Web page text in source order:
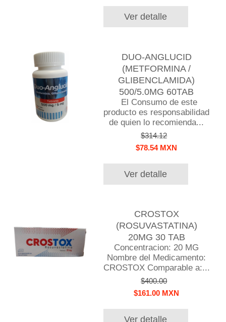
Ver detalle
DUO-ANGLUCID
(METFORMINA /
GLIBENCLAMIDA)
500/5.0MG 60TAB
El Consumo de este
producto es responsabilidad
de quien lo recomienda...
$314.12
$78.54 MXN
Ver detalle
CROSTOX
(ROSUVASTATINA)
20MG 30 TAB
Concentracion: 20 MG
Nombre del Medicamento:
CROSTOX Comparable a:...
$400.00
$161.00 MXN
Ver detalle